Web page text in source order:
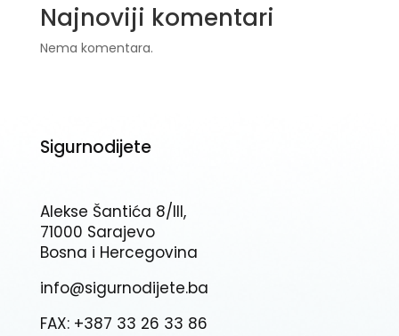
Najnoviji komentari
Nema komentara.
Sigurnodijete
Alekse Šantića 8/III,
71000 Sarajevo
Bosna i Hercegovina
info@sigurnodijete.ba
FAX: +387 33 26 33 86